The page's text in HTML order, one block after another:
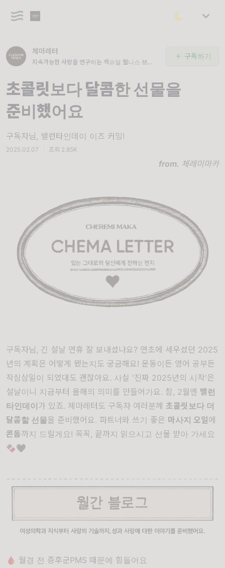
체마레터
지속가능한 사랑을 연구하는 섹슈얼 웰니스 브랜드,
구독하기
초콜릿보다 달콤한 선물을
준비했어요
구독자님, 밸런타인데이 이즈 커밍!
2025.02.07 조회 2.85K
from. 체레미마카
구독자님, 긴 설날 연휴 잘 보내셨나요? 연초에 세우셨던 2025
년의 계획은 어떻게 됐는지도 궁금해요! 운동이든 영어 공부든
작심삼일이 되었대도 괜찮아요. 사실 '진짜 2025년의 시작'은
설날이니 지금부터 올해의 의미를 만들어가요. 참, 2월엔 밸런
타인데이가 있죠. 체마레터도 구독자 여러분께 초콜릿보다 더
달콤할 선물을 준비했어요. 파트너와 쓰기 좋은 마사지 오일에
콘돔까지 드릴게요! 꼭꼭, 끝까지 읽으시고 선물 받아 가세요
🍫🖤
🩸 월경 전 증후군PMS 때문에 힘들어요